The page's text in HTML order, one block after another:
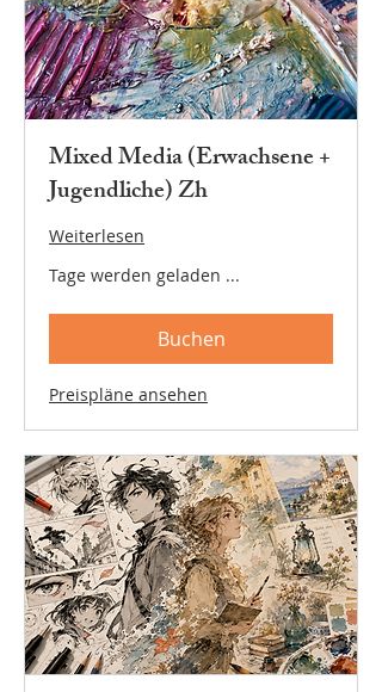
Mixed Media (Erwachsene +
Jugendliche) Zh
Weiterlesen
Tage werden geladen ...
Buchen
Preispläne ansehen